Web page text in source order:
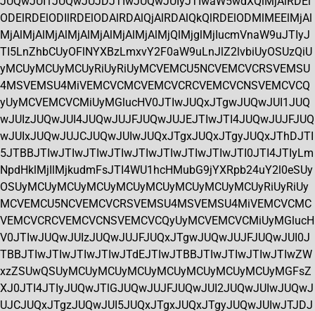
ODElRDElODIlRDElODAlRDAlQjAlRDAlQkQlRDElODMlMEElMjAl
MjAlMjAlMjAlMjAlMjAlMjAlMjAlMjQlMjglMjIucmVnaW9uJTIyJ
TI5LnZhbCUyOFlNYXBzLmxvY2F0aW9uLnJlZ2lvbiUyOSUzQiU
yMCUyMCUyMCUyRiUyRiUyMCVEMCU5NCVEMCVCRSVEMSU
4MSVEMSU4MiVEMCVCMCVEMCVCRCVEMCVCNSVEMCVCQ
yUyMCVEMCVCMiUyMGlucHV0JTIwJUQxJTgwJUQwJUI1JUQ
wJUIzJUQwJUI4JUQwJUJFJUQwJUJEJTIwJTI4JUQwJUJFJUQ
wJUIxJUQwJUJCJUQwJUIwJUQxJTgxJUQxJTgyJUQxJThDJTI
5JTBBJTIwJTIwJTIwJTIwJTIwJTIwJTIwJTIwJTI0JTI4JTIyLm
NpdHklMjIlMjkudmFsJTI4WU1hcHMubG9jYXRpb24uY2l0eSUy
OSUyMCUyMCUyMCUyMCUyMCUyMCUyMCUyMCUyRiUyRiUy
MCVEMCU5NCVEMCVCRSVEMSU4MSVEMSU4MiVEMCVCMC
VEMCVCRCVEMCVCNSVEMCVCQyUyMCVEMCVCMiUyMGlucH
V0JTIwJUQwJUIzJUQwJUJFJUQxJTgwJUQwJUJFJUQwJUI0J
TBBJTIwJTIwJTIwJTIwJTdEJTIwJTBBJTIwJTIwJTIwJTIwZW
xzZSUwQSUyMCUyMCUyMCUyMCUyMCUyMCUyMCUyMGFsZ
XJ0JTI4JTIyJUQwJTlGJUQwJUJFJUQwJUI2JUQwJUIwJUQwJ
UJCJUQxJTgzJUQwJUI5JUQxJTgxJUQxJTgyJUQwJUIwJTJDJ